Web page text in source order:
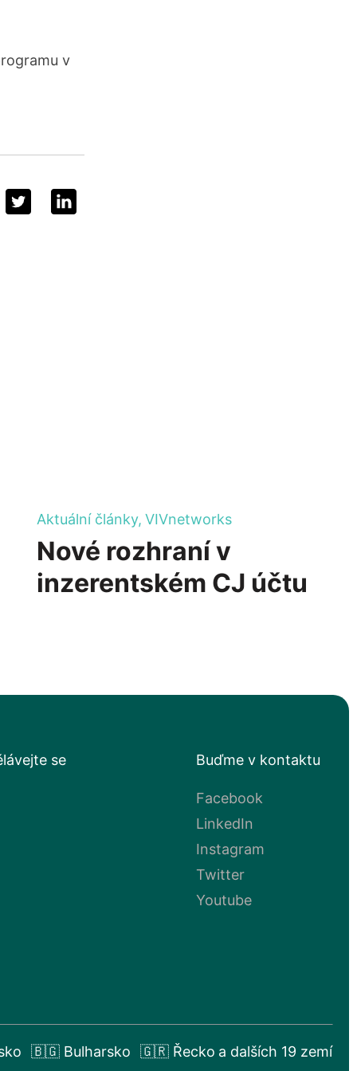
v
Nové rozhraní v
inzerentském CJ účtu
Aktuální články, VIVnetworks
se Buďme v kontaktu
Facebook
LinkedIn
Instagram
Twitter
Youtube
🇧🇬 Bulharsko 🇬🇷 Řecko a dalších 19 zemí